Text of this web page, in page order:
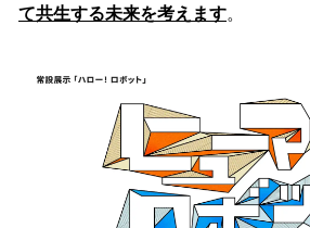
で
て共生する未来を考えます。